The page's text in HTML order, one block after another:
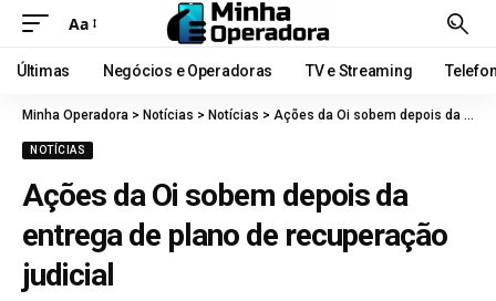
Aa
Últimas Negócios e Operadoras TV e Streaming
Minha Operadora > Notícias > Notícias > Ações da Oi sobem depois da entrega de plano de recuperação judicial
NOTÍCIAS
Ações da Oi sobem depois da
entrega de plano de recuperação
judicial